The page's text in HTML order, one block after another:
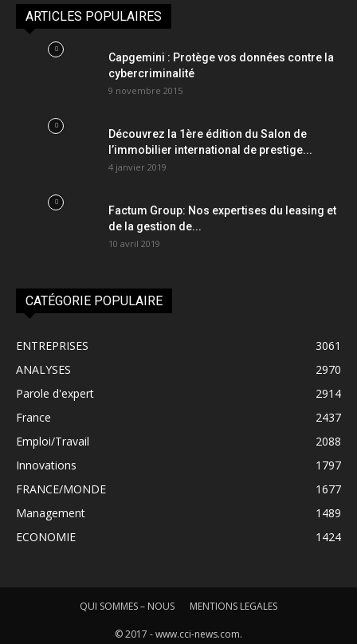
ARTICLES POPULAIRES
Capgemini : Protège vos données contre la
cybercriminalité
9 novembre 2015
Découvrez la 1ère édition du Salon de
l’immobilier international de prestige...
4 janvier 2019
Factum Group: Nos expertises du leasing et
de la gestion de...
10 avril 2019
CATÉGORIE POPULAIRE
ENTREPRISES
3061
ANALYSES
2970
Parole d'expert
2914
France
2437
Emploi/Travail
2088
Innovations
1797
FRANCE/MONDE
1677
Management
1489
ECONOMIE
1424
QUI SOMMES – NOUS MENTIONS LEGALES
© 2017 - www.cci-news.com.